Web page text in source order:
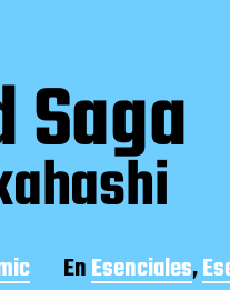
EnEsenciales,